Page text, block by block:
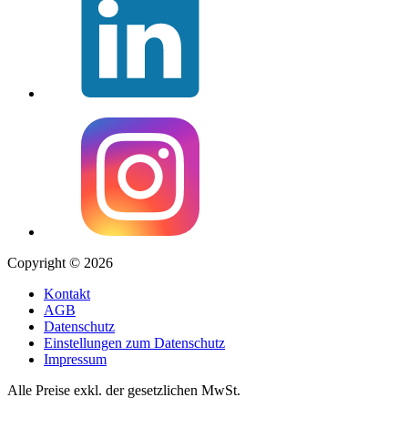
Copyright © 2026
Kontakt
AGB
Datenschutz
Einstellungen zum Datenschutz
Impressum
Alle Preise exkl. der gesetzlichen MwSt.